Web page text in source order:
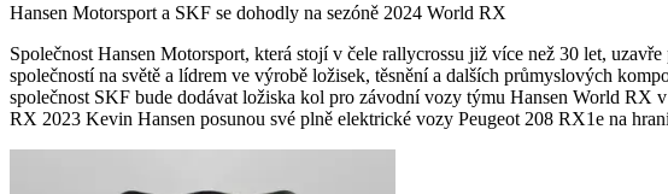
Hansen Motorsport a SKF se dohodly na sezóně 2024 World RX
Společnost Hansen Motorsport, která stojí v čele rallycrossu již více než 30 let,
společností na světě a lídrem ve výrobě ložisek, těsnění a dalších průmyslových
společnost SKF bude dodávat ložiska kol pro závodní vozy týmu Hansen World
RX 2023 Kevin Hansen posunou své plně elektrické vozy Peugeot 208 RX1e na